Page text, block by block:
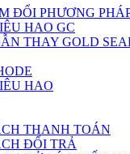
ĐỔI PHƯƠNG
HAO GC
THAY GOLD
HAO
THANH TOÁN
ĐỔI TRẢ